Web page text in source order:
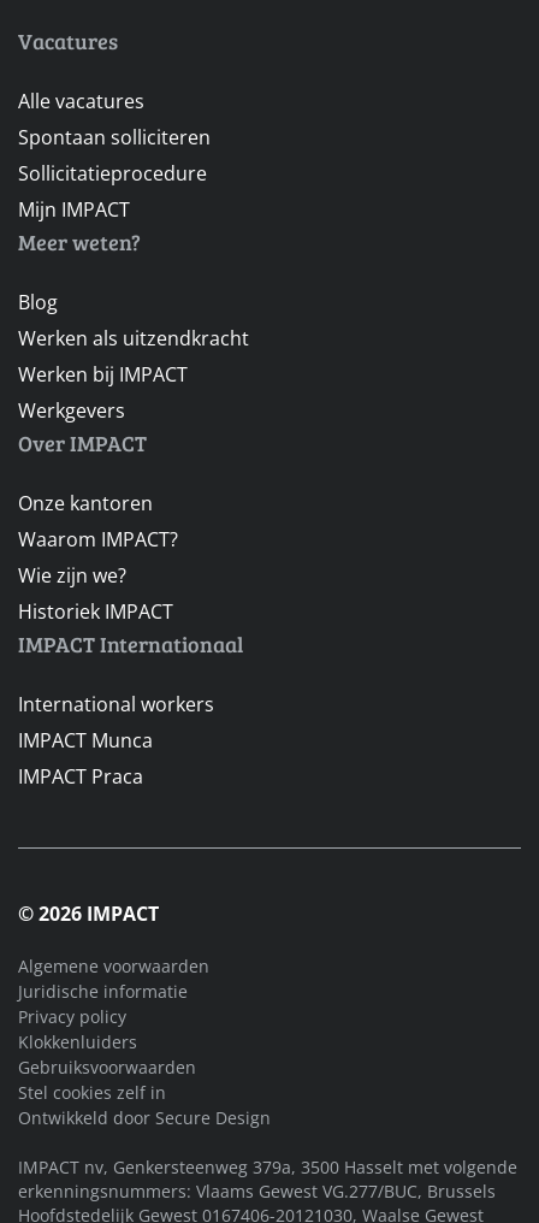
Vacatures
Alle vacatures
Spontaan solliciteren
Sollicitatieprocedure
Mijn IMPACT
Meer weten?
Blog
Werken als uitzendkracht
Werken bij IMPACT
Werkgevers
Over IMPACT
Onze kantoren
Waarom IMPACT?
Wie zijn we?
Historiek IMPACT
IMPACT Internationaal
International workers
IMPACT Munca
IMPACT Praca
© 2026 IMPACT
Algemene voorwaarden
Juridische informatie
Privacy policy
Klokkenluiders
Gebruiksvoorwaarden
Stel cookies zelf in
Ontwikkeld door Secure Design
IMPACT nv, Genkersteenweg 379a, 3500 Hasselt met volgende
erkenningsnummers: Vlaams Gewest VG.277/BUC, Brussels
Hoofdstedelijk Gewest 0167406-20121030, Waalse Gewest